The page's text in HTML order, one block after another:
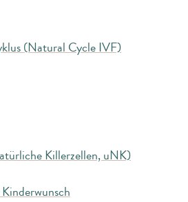
(Natural Cycle IVF)
Killerzellen, uNK)